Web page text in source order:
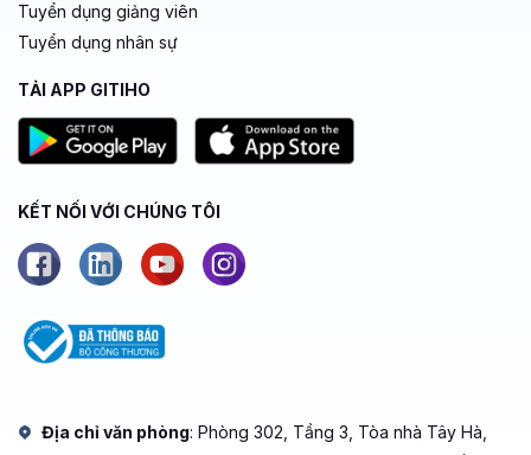
Tuyển dụng giảng viên
Tuyển dụng nhân sự
TẢI APP GITIHO
KẾT NỐI VỚI CHÚNG TÔI
Địa chỉ văn phòng: Phòng 302, Tầng 3, Tòa nhà Tây Hà,